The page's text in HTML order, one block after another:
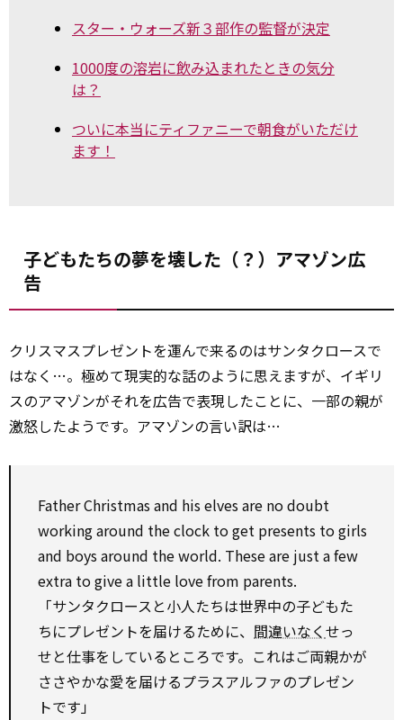
スター・ウォーズ新３部作の監督が決定
1000度の溶岩に飲み込まれたときの気分
は？
ついに本当にティファニーで朝食がいただけ
ます！
子どもたちの夢を壊した（？）アマゾン広
告
クリスマスプレゼントを運んで来るのはサンタクロースで
はなく…。極めて現実的な話のように思えますが、イギリ
スのアマゾンがそれを広告で表現したことに、一部の親が
激怒したようです。アマゾンの言い訳は…
Father Christmas and his elves are nodoubt
workingaround the clock toget presents togirls
and boys around the world. These are justa few
extra togive a little love from parents.
「サンタクロースと小人たちは世界中の子どもた
ちにプレゼントを届けるために、 間違いなくせっ
せと仕事をしているところです。これはご両親かが
ささやかな愛を届けるプラスアルファのプレゼン
トです」